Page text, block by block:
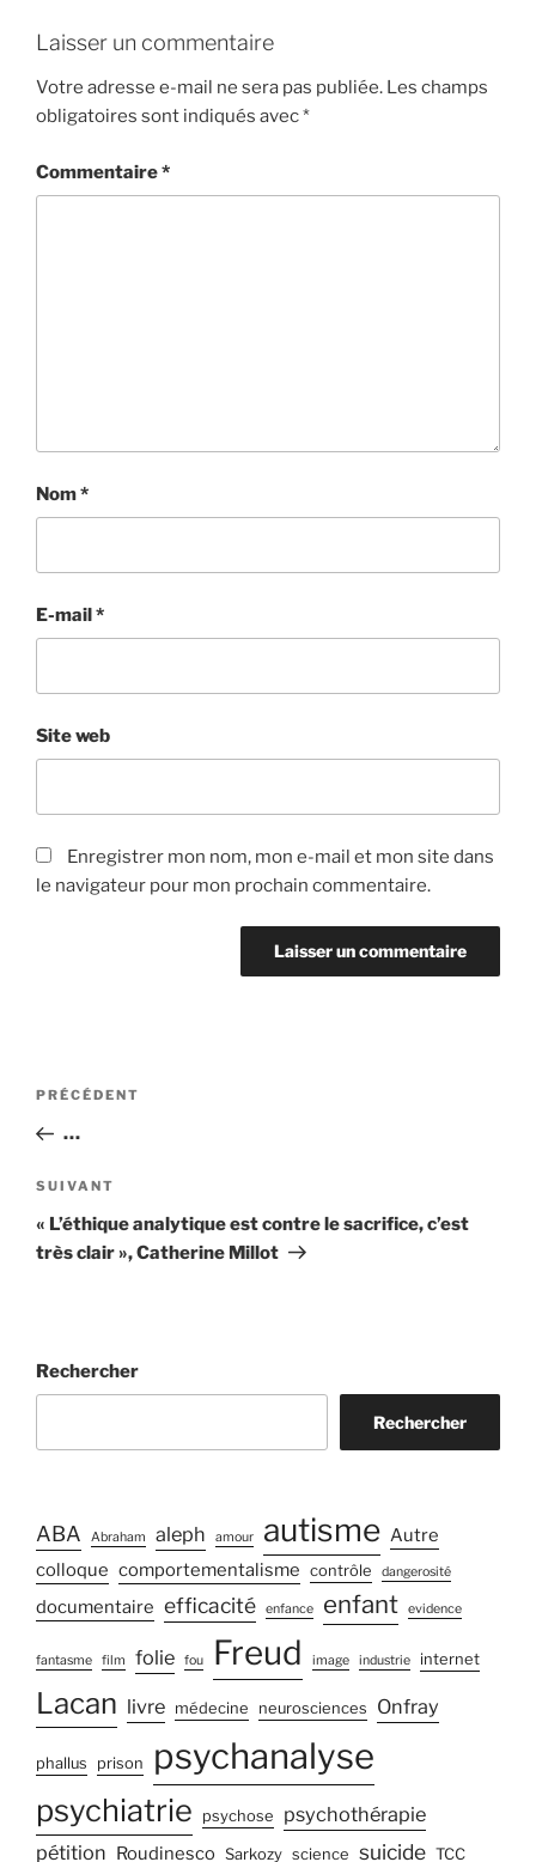
Laisser un commentaire
Votre adresse e-mail ne sera pas publiée. Les champs
obligatoires sont indiqués avec*
Commentaire*
Nom*
E-mail*
Site web
Enregistrer mon nom, mon e-mail et mon site dans
le navigateur pour mon prochain commentaire.
Navigation
l’article
Article
précédent
PRÉCÉDENT
…
Article
suivant
SUIVANT
« L’éthique analytique est contre le sacrifice, c’est
très clair », Catherine Millot
Rechercher
Rechercher
ABA Abraham aleph amour autisme Autre
colloque comportementalisme contrôle dangerosité
documentaire efficacité enfance enfant evidence
fantasme film folie fou Freud image industrie internet
Lacan livre médecine neurosciences Onfray
phallus prison psychanalyse
psychiatrie psychose
psychothérapie
pétition Roudinesco Sarkozy science suicide TCC